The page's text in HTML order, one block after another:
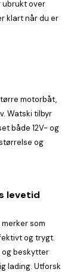
ubrukt over
klart når du er
motorbåt,
Watski tilbyr
både 12V- og
og
levetid
som
og trygt.
og beskytter
lading. Utforsk